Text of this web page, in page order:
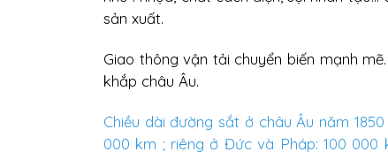
sản xuất.
Giao thông vận tải chuyển biến mạnh
khắp châu Âu.
Chiều dài đường sắt ở châu Âu năm
000 km ; riêng ở Đức và Pháp: 100 000